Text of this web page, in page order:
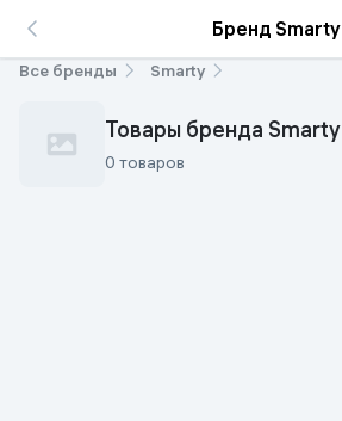
Бренд Smarty
Все бренды Smarty
Товары бренда Smarty
0 товаров